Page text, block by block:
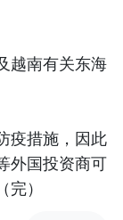
越南有关东海
疫措施，因此
外国投资商可
）